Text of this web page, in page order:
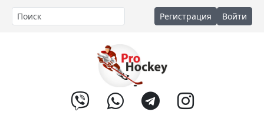
Регистрация Войти